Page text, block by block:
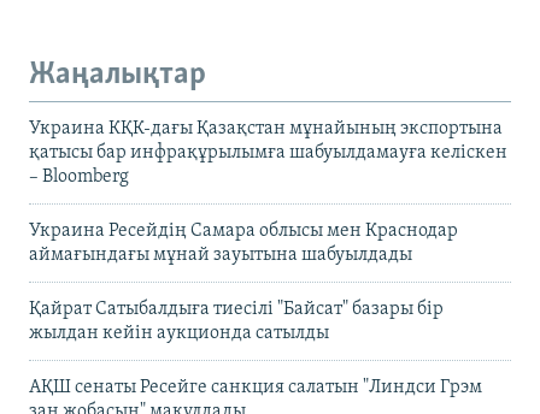
Жаңалықтар
Украина КҚК-дағы Қазақстан мұнайының экспортына
қатысы бар инфрақұрылымға шабуылдамауға келіскен
– Bloomberg
Украина Ресейдің Самара облысы мен Краснодар
аймағындағы мұнай зауытына шабуылдады
Қайрат Сатыбалдыға тиесілі "Байсат" базары бір
жылдан кейін аукционда сатылды
АҚШ сенаты Ресейге санкция салатын "Линдси Грэм